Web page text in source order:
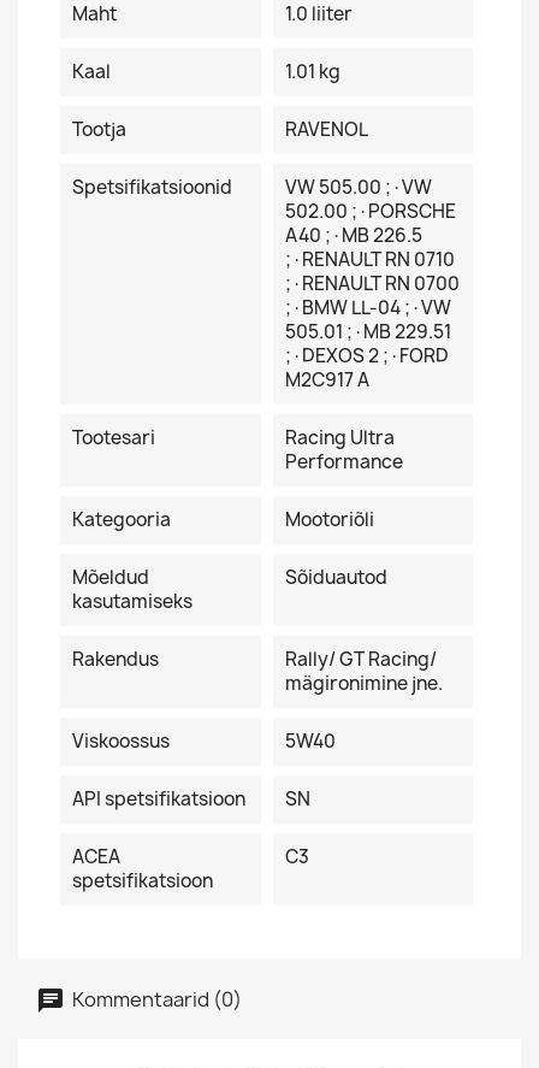
Maht 1.0 liiter
Kaal 1.01 kg
Tootja RAVENOL
Spetsifikatsioonid
VW 505.00 ;·VW
502.00 ;·PORSCHE
A40 ;·MB 226.5
;·RENAULT RN 0710
;·RENAULT RN 0700
;·BMW LL-04 ;·VW
505.01 ;·MB 229.51
;·DEXOS 2 ;·FORD
M2C917 A
Tootesari
Racing Ultra
Performance
Kategooria Mootoriõli
Mõeldud
kasutamiseks
Sõiduautod
Rakendus
Rally/ GT Racing/
mägironimine jne.
Viskoossus 5W40
API spetsifikatsioon SN
ACEA
spetsifikatsioon
C3
Kommentaarid (0)